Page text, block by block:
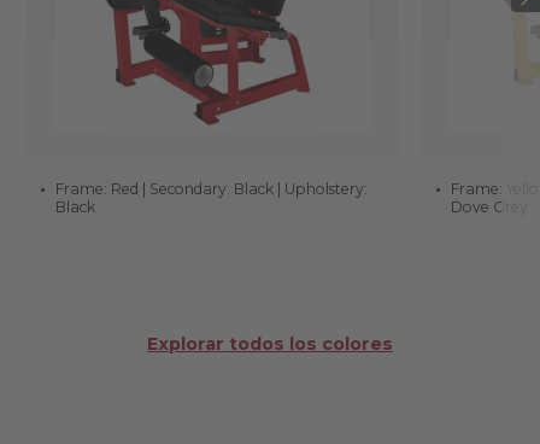
Frame: Red | Secondary: Black | Upholstery:
Black
Frame:
Dove Grey
Explorar todos los colores